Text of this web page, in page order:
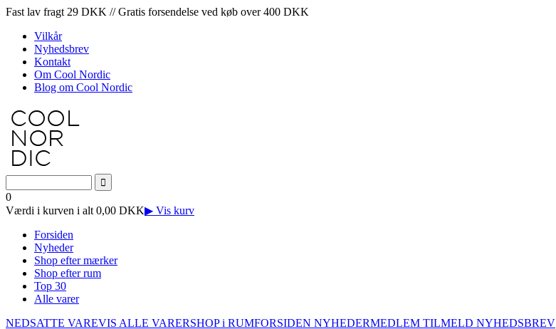
Fast lav fragt 29 DKK // Gratis forsendelse ved køb over 400 DKK
Vilkår
Nyhedsbrev
Kontakt
Om Cool Nordic
Blog om Cool Nordic
0
Værdi i kurven i alt 0,00 DKK▶ Vis kurv
Forsiden
Nyheder
Shop efter mærker
Shop efter rum
Top 30
Alle varer
NEDSATTE VAREVIS ALLE VARERSHOP i RUMFORSIDEN NYHEDERMEDLEM TILMELD NYHEDSBREV